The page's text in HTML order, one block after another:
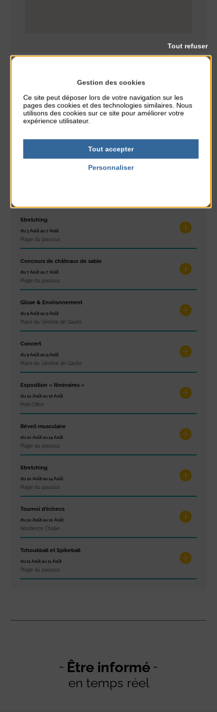
CLASSÉ DANS : Sport
PARTAGER CETTE INFO :
À noter aussi
Stretching
du 3 Août au 7 Août
Plage du passous
Concours de châteaux de sable
du 7 Août au 7 Août
Plage du passous
Glisse & Environnement
du 9 Août au 9 Août
Place du Général de Gaulle
Concert
du 9 Août au 9 Août
Place du Général de Gaulle
Exposition « Itinéraires »
du 10 Août au 16 Août
Petit Office
Réveil musculaire
du 10 Août au 14 Août
Plage du passous
Stretching
du 10 Août au 14 Août
Plage du passous
Tournoi d’échecs
du 10 Août au 10 Août
Résidence Challe
Tchoukball et Spikeball
du 11 Août au 11 Août
Plage du passous
Être informé
en temps réel
Gestion des cookies
Ce site peut déposer lors de votre navigation sur les
pages des cookies et des technologies similaires. Nous
utilisons des cookies sur ce site pour améliorer votre
expérience utilisateur.
Tout accepter
Tout refuser
Personnaliser